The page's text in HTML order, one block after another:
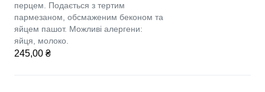
перцем. Подається з тертим
пармезаном, обсмаженим беконом та
яйцем пашот. Можливі алергени:
яйця, молоко.
245,00 ₴